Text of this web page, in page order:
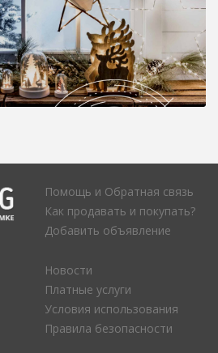
Помощь и Обратная связь
Как продавать и покупать?
Добавить объявление
Новости
Платные услуги
Условия использования
Правила безопасности